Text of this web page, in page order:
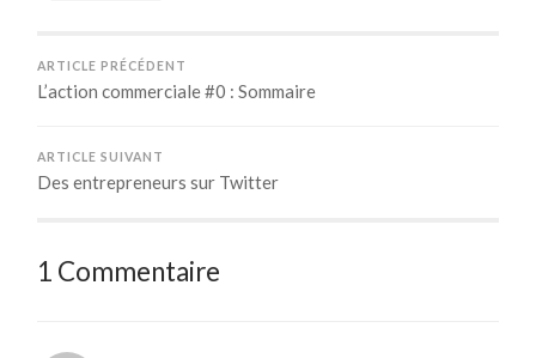
ARTICLE PRÉCÉDENT
L’action commerciale #0 : Sommaire
ARTICLE SUIVANT
Des entrepreneurs sur Twitter
1 Commentaire